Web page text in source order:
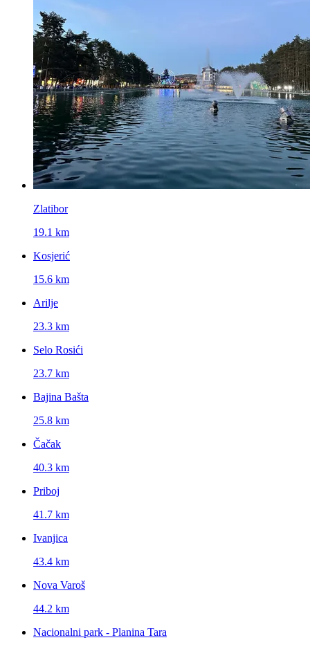
Zlatibor
19.1 km
Kosjerić
15.6 km
Arilje
23.3 km
Selo Rosići
23.7 km
Bajina Bašta
25.8 km
Čačak
40.3 km
Priboj
41.7 km
Ivanjica
43.4 km
Nova Varoš
44.2 km
Nacionalni park - Planina Tara